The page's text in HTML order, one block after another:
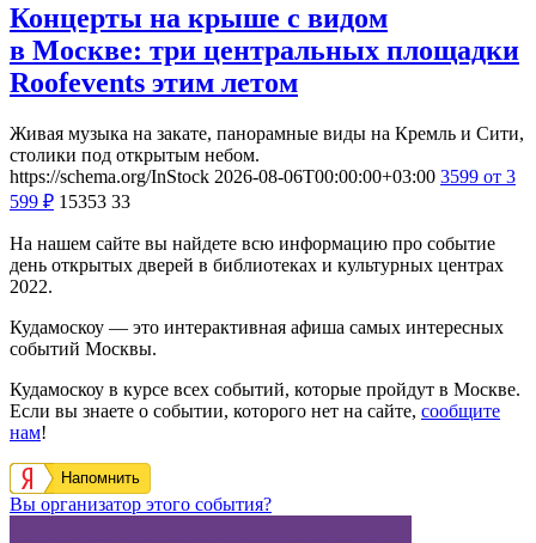
Концерты на крыше с видом
в Москве: три центральных площадки
Roofevents этим летом
Живая музыка на закате, панорамные виды на Кремль и Сити,
столики под открытым небом.
https://schema.org/InStock 2026-08-06T00:00:00+03:00 3599 от 3
599 ₽ 15353 33
На нашем сайте вы найдете всю информацию про событие
день открытых дверей в библиотеках и культурных центрах
2022.
Кудамоскоу — это интерактивная афиша самых интересных
событий Москвы.
Кудамоскоу в курсе всех событий, которые пройдут в Москве.
Если вы знаете о событии, которого нет на сайте, сообщите
нам!
Напомнить
Вы организатор этого события?